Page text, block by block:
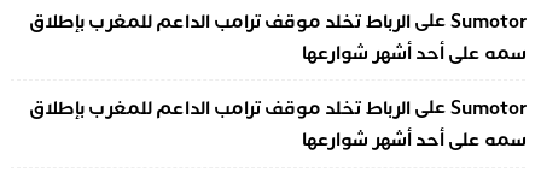
علىالرباط تخلد موقف ترامب الداعم للمغرب بإطلاق
على أحد أشهر شوارعها
علىالرباط تخلد موقف ترامب الداعم للمغرب بإطلاق
على أحد أشهر شوارعها